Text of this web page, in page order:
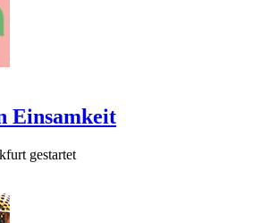
Einsamkeit
gestartet